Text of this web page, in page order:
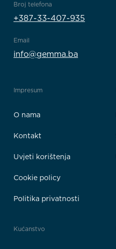
Broj telefona
+387-33-407-935
Email
info@gemma.ba
Impresum
O nama
Kontakt
Uvjeti korištenja
Cookie policy
Politika privatnosti
Kućanstvo